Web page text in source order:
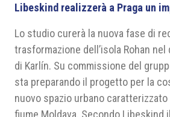
Area riservata
Libeskind realizzerà a Praga un
Lo studio curerà la nuova fase di
trasformazione dell’isola Rohan
di Karlín. Su commissione del
sta preparando il progetto per la
nuovo spazio urbano caratterizzato
fiume Moldava. Secondo Libeskind